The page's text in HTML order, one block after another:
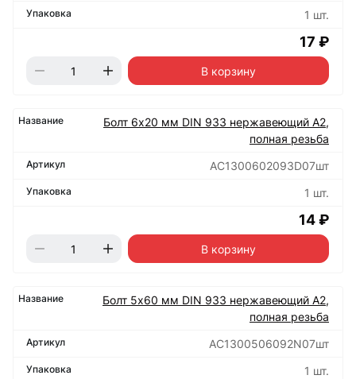
1 шт.
17 ₽
В корзину
Болт 6х20 мм DIN 933 нержавеющий А2,
полная резьба
АС1300602093D07шт
1 шт.
14 ₽
В корзину
Болт 5х60 мм DIN 933 нержавеющий А2,
полная резьба
АС1300506092N07шт
1 шт.